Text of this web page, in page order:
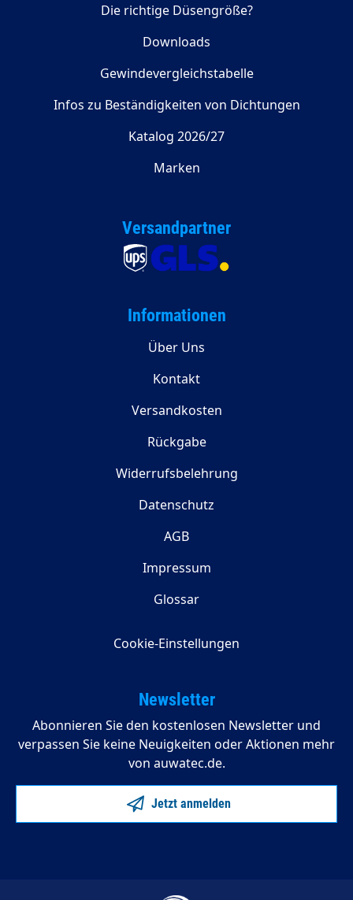
Die richtige Düsengröße?
Downloads
Gewindevergleichstabelle
Infos zu Beständigkeiten von Dichtungen
Katalog 2026/27
Marken
Versandpartner
Informationen
Über Uns
Kontakt
Versandkosten
Rückgabe
Widerrufsbelehrung
Datenschutz
AGB
Impressum
Glossar
Cookie-Einstellungen
Newsletter
Abonnieren Sie den kostenlosen Newsletter und
verpassen Sie keine Neuigkeiten oder Aktionen mehr
von auwatec.de.
Jetzt anmelden